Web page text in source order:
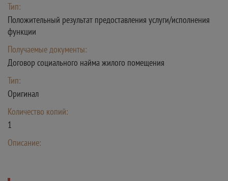
Тип:
Положительный результат предоставления услуги/исполнения
функции
Получаемые документы:
Договор социального найма жилого помещения
Тип:
Оригинал
Количество копий:
1
Описание: